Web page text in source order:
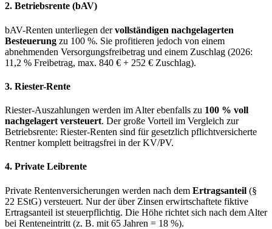
2. Betriebsrente (bAV)
bAV-Renten unterliegen dervollständigen nachgelagerten
Besteuerung zu 100 %. Sie profitieren jedoch von einem
abnehmenden Versorgungsfreibetrag und einem Zuschlag (2026:
11,2 % Freibetrag, max. 840 € + 252 € Zuschlag).
3. Riester-Rente
Riester-Auszahlungen werden im Alter ebenfalls zu 100 % voll
nachgelagert versteuert. Der große Vorteil im Vergleich zur
Betriebsrente: Riester-Renten sind für gesetzlich pflichtversicherte
Rentner komplett beitragsfrei in der KV/PV.
4. Private Leibrente
Private Rentenversicherungen werden nach dem Ertragsanteil (§
22 EStG) versteuert. Nur der über Zinsen erwirtschaftete fiktive
Ertragsanteil ist steuerpflichtig. Die Höhe richtet sich nach dem Alter
bei Renteneintritt (z. B. mit 65 Jahren = 18 %).